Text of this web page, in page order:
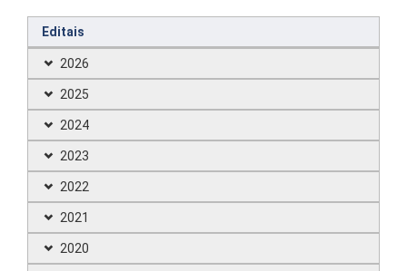
Editais
2026
2025
2024
2023
2022
2021
2020